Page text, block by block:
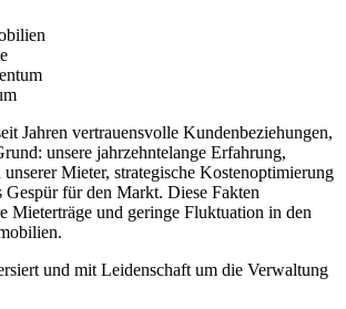
Jahren vertrauensvolle Kundenbeziehungen,
unsere jahrzehntelange Erfahrung,
Mieter, strategische Kostenoptimierung
Gespür für den Markt. Diese Fakten
Mieterträge und geringe Fluktuation in den
und mit Leidenschaft um die Verwaltung